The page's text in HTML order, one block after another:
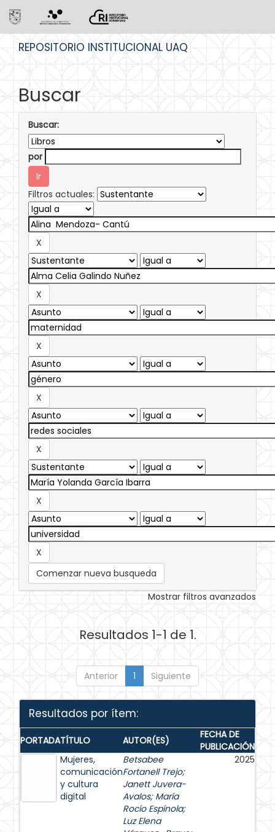
REPOSITORIO INSTITUCIONAL UAQ
Buscar
Buscar:
por
Filtros actuales:
Comenzar nueva busqueda
Mostrar filtros avanzados
Resultados 1-1 de 1.
Anterior 1 Siguiente
Resultados por ítem:
PORTADATÍTULO AUTOR(ES)
FECHA DE
PUBLICACIÓN
Mujeres,
comunicación
y cultura
digital
Betsabee
Fortanell Trejo;
Janett Juvera-
Avalos; María
Rocío Espínola;
Luz Elena
2025